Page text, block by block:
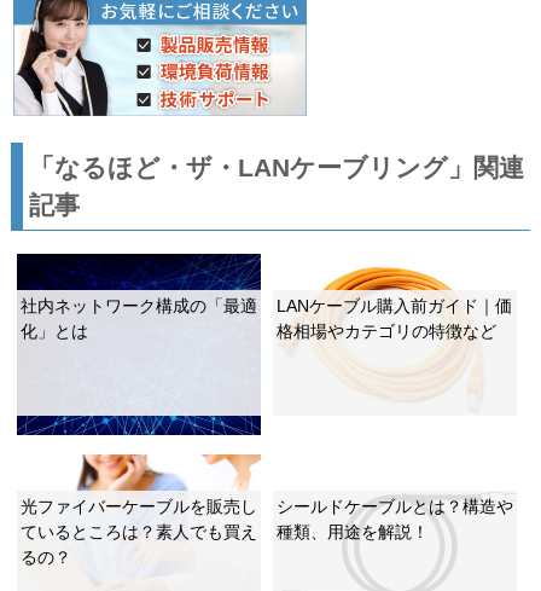
「なるほど・ザ・LANケーブリング」関連
記事
社内ネットワーク構成の「最適
化」とは
LANケーブル購入前ガイド｜価
格相場やカテゴリの特徴など
光ファイバーケーブルを販売し
ているところは？素人でも買え
るの？
シールドケーブルとは？構造や
種類、用途を解説！